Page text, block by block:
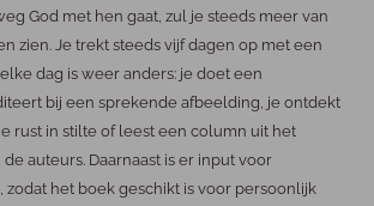
God met hen gaat, zul je steeds meer van
zien. Je trekt steeds vijf dagen op met een
dag is weer anders: je doet een
bij een sprekende afbeelding, je ontdekt
rust in stilte of leest een column uit het
auteurs. Daarnaast is er input voor
zodat het boek geschikt is voor persoonlijk